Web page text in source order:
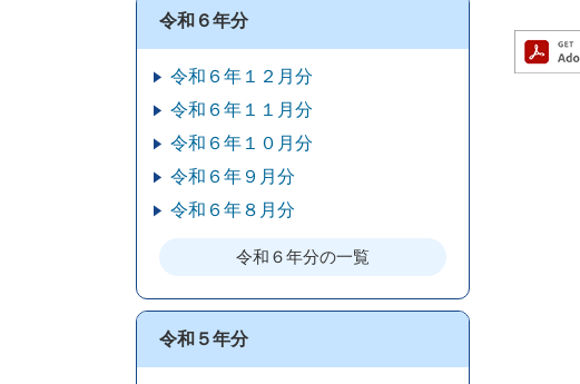
令和６年分
令和６年１２月分
令和６年１１月分
令和６年１０月分
令和６年９月分
令和６年８月分
令和６年分の一覧
令和５年分